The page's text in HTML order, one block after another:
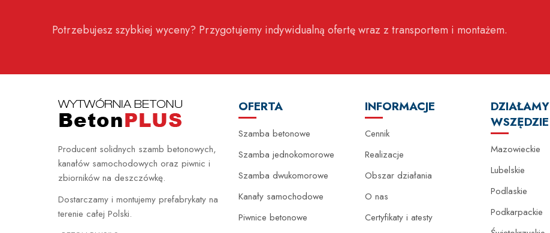
Potrzebujesz szybkiej wyceny? Przygotujemy indywidualną ofertę wraz z transportem i montażem.
Producent solidnych szamb betonowych,
kanałów samochodowych oraz piwnic i
zbiorników na deszczówkę.
Dostarczamy i montujemy prefabrykaty na
terenie całej Polski.
OFERTA
Szamba betonowe
Szamba jednokomorowe
Szamba dwukomorowe
Kanały samochodowe
Piwnice betonowe
INFORMACJE
Cennik
Realizacje
Obszar działania
O nas
Certyfikaty i atesty
DZIAŁAMY
WSZĘDZIE
Mazowieckie
Lubelskie
Podlaskie
Podkarpackie